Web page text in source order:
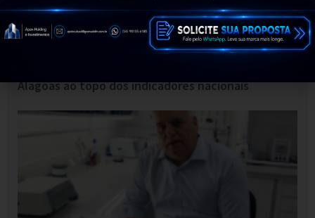
Alagoas ao topo dos indicadores nacionais